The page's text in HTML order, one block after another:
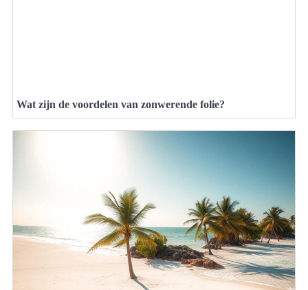
Wat zijn de voordelen van zonwerende folie?